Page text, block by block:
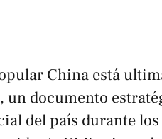
China está
documento
del país durante